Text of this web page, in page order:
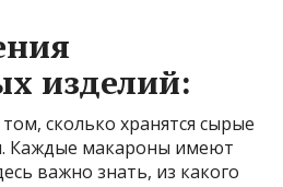
изделий:
сколько хранятся сырые
Каждые макароны имеют
важно знать, из какого